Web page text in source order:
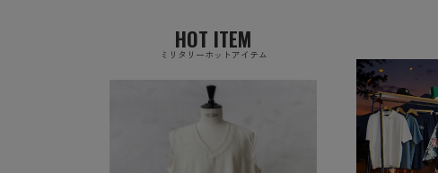
HOT ITEM
ミリタリーホットアイテム